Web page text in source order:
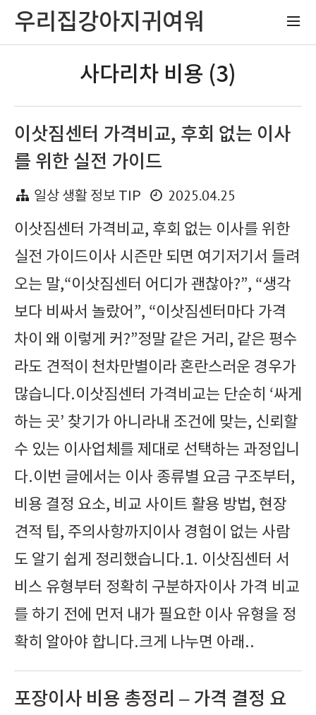
우리집강아지귀여워
사다리차 비용 (3)
이삿짐센터 가격비교, 후회 없는 이사
를 위한 실전 가이드
일상 생활 정보 TIP
2025.04.25
이삿짐센터 가격비교, 후회 없는 이사를 위한
실전 가이드이사 시즌만 되면 여기저기서 들려
오는 말,“이삿짐센터 어디가 괜찮아?”, “생각
보다 비싸서 놀랐어”, “이삿짐센터마다 가격
차이 왜 이렇게 커?”정말 같은 거리, 같은 평수
라도 견적이 천차만별이라 혼란스러운 경우가
많습니다.이삿짐센터 가격비교는 단순히 ‘싸게
하는 곳’ 찾기가 아니라내 조건에 맞는, 신뢰할
수 있는 이사업체를 제대로 선택하는 과정입니
다.이번 글에서는 이사 종류별 요금 구조부터,
비용 결정 요소, 비교 사이트 활용 방법, 현장
견적 팁, 주의사항까지이사 경험이 없는 사람
도 알기 쉽게 정리했습니다.1. 이삿짐센터 서
비스 유형부터 정확히 구분하자이사 가격 비교
를 하기 전에 먼저 내가 필요한 이사 유형을 정
확히 알아야 합니다.크게 나누면 아래..
포장이사 비용 총정리 – 가격 결정 요